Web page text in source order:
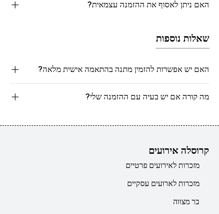
האם ניתן לאסוף את ההזמנה עצמאית?
שאלות נוספות
האם יש אפשרות להזמין מתנה בהתאמה אישית מלאה?
מה קורה אם יש בעיה עם ההזמנה שלי?
קרוסלה אירועים
מזכרות לאירועים פרטיים
מזכרות לארועים עסקיים
בר מצווה